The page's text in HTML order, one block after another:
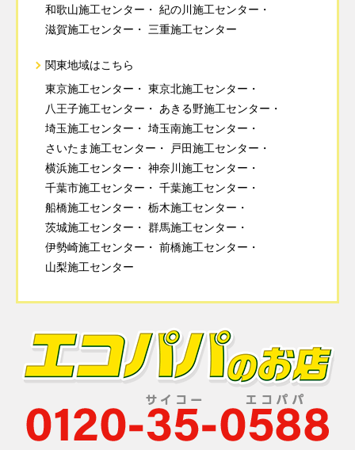
和歌山施工センター
紀の川施工センター
滋賀施工センター
三重施工センター
関東地域はこちら
東京施工センター
東京北施工センター
八王子施工センター
あきる野施工センター
埼玉施工センター
埼玉南施工センター
さいたま施工センター
戸田施工センター
横浜施工センター
神奈川施工センター
千葉市施工センター
千葉施工センター
船橋施工センター
栃木施工センター
茨城施工センター
群馬施工センター
伊勢崎施工センター
前橋施工センター
山梨施工センター